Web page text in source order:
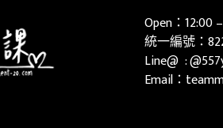
Open：12:00
統一編號：
Line@ :
Email：